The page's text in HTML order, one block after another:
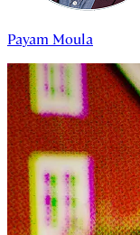
Payam Moula